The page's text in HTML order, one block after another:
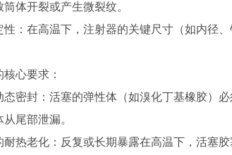
体开裂或产生微裂纹。
性：在高温下，注射器的关键尺寸（如内径
心要求：
态密封：活塞的弹性体（如溴化丁基橡胶）
尾部泄漏。
耐热老化：反复或长期暴露在高温下，活塞